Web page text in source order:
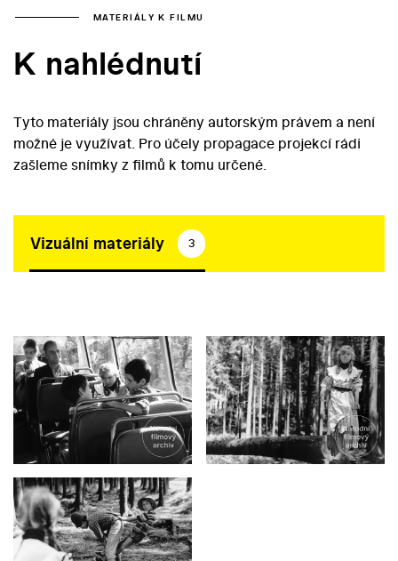
MATERIÁLY K FILMU
K nahlédnutí
Tyto materiály jsou chráněny autorským právem a není
možné je využívat. Pro účely propagace projekcí rádi
zašleme snímky z filmů k tomu určené.
Vizuální materiály 3